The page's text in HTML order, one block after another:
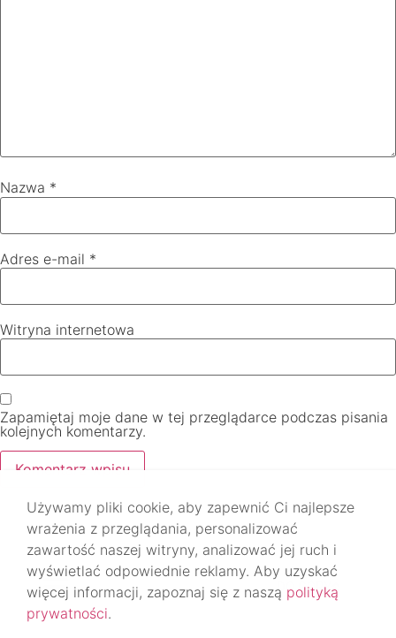
Nazwa *
Adres e-mail *
Witryna internetowa
Zapamiętaj moje dane w tej przeglądarce podczas pisania
kolejnych komentarzy.
DO GÓRY
Używamy pliki cookie, aby zapewnić Ci najlepsze
wrażenia z przeglądania, personalizować
zawartość naszej witryny, analizować jej ruch i
wyświetlać odpowiednie reklamy. Aby uzyskać
więcej informacji, zapoznaj się z naszą polityką
prywatności.